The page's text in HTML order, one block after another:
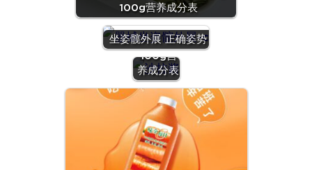
100g营养成分表
坐姿髋外展 正确姿势
『沙拉
酱』营养
价值 | 每
100g营
养成分表
『羊
肝』营